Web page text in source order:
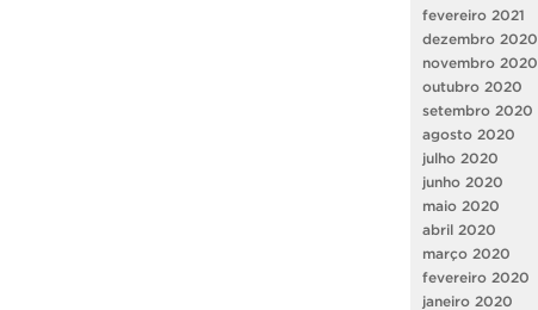
fevereiro 2021
dezembro 2020
novembro 2020
outubro 2020
setembro 2020
agosto 2020
julho 2020
junho 2020
maio 2020
abril 2020
março 2020
fevereiro 2020
janeiro 2020